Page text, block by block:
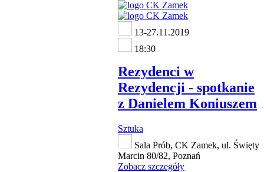
13-27.11.2019
18:30
Rezydenci w
Rezydencji - spotkanie
z Danielem Koniuszem
Sztuka
Sala Prób, CK Zamek, ul. Święty
Marcin 80/82, Poznań
Zobacz szczegóły